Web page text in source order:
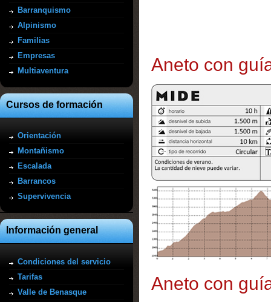
Aneto con
Aneto con
Barranquismo
Alpinismo
Familias
Empresas
Multiaventura
Cursos de formación
Orientación
Montañismo
Escalada
Barrancos
Supervivencia
Información general
Condiciones del servicio
Tarifas
Valle de Benasque